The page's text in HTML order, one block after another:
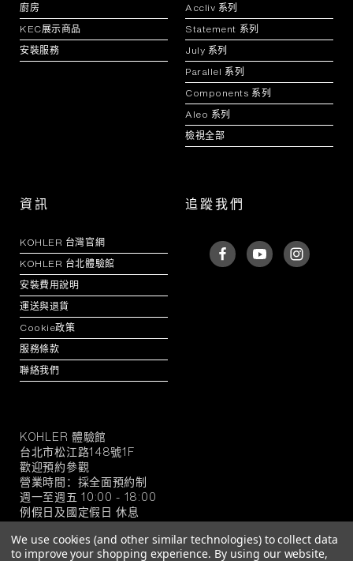
廚房
KEC展示商品
安裝服務
Accliv 系列
Statement 系列
July 系列
Parallel 系列
Components 系列
Aleo 系列
檢視全部
資訊
KOHLER 台灣官網
KOHLER 台北體驗館
安裝費用說明
運送與退貨
Cookie政策
服務條款
聯絡我們
追蹤我們
KOHLER
官
方
旗
艦
店
KOHLER 體驗館
台北市松江路148號1F
歡迎預約參觀
營業時間：採全面預約制
週一至週五 10:00 - 18:00
例假日及國定假日 休息
We use cookies (and other similar technologies) to collect data
to improve your shopping experience. By using our website,